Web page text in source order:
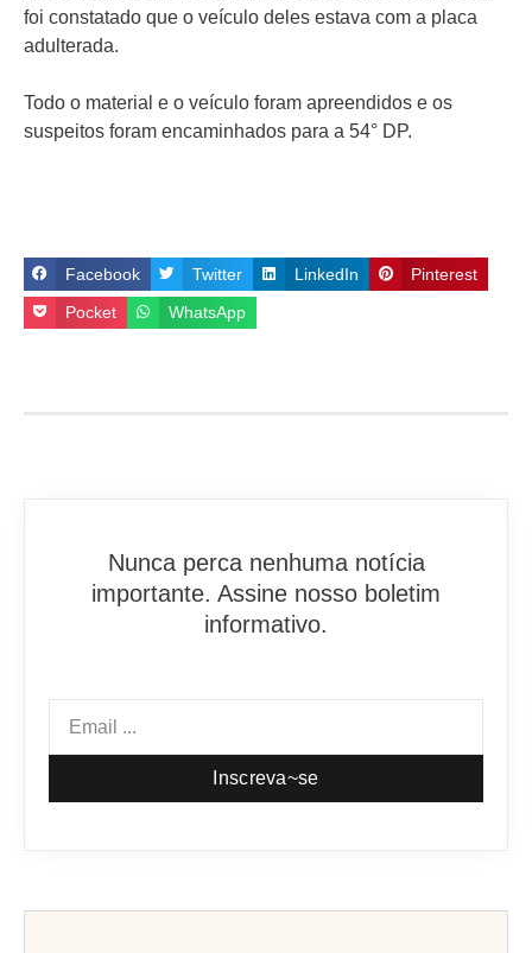
foi constatado que o veículo deles estava com a placa
adulterada.
Todo o material e o veículo foram apreendidos e os
suspeitos foram encaminhados para a 54° DP.
Facebook Twitter LinkedIn Pinterest
Pocket WhatsApp
Nunca perca nenhuma notícia
importante. Assine nosso boletim
informativo.
Inscreva~se